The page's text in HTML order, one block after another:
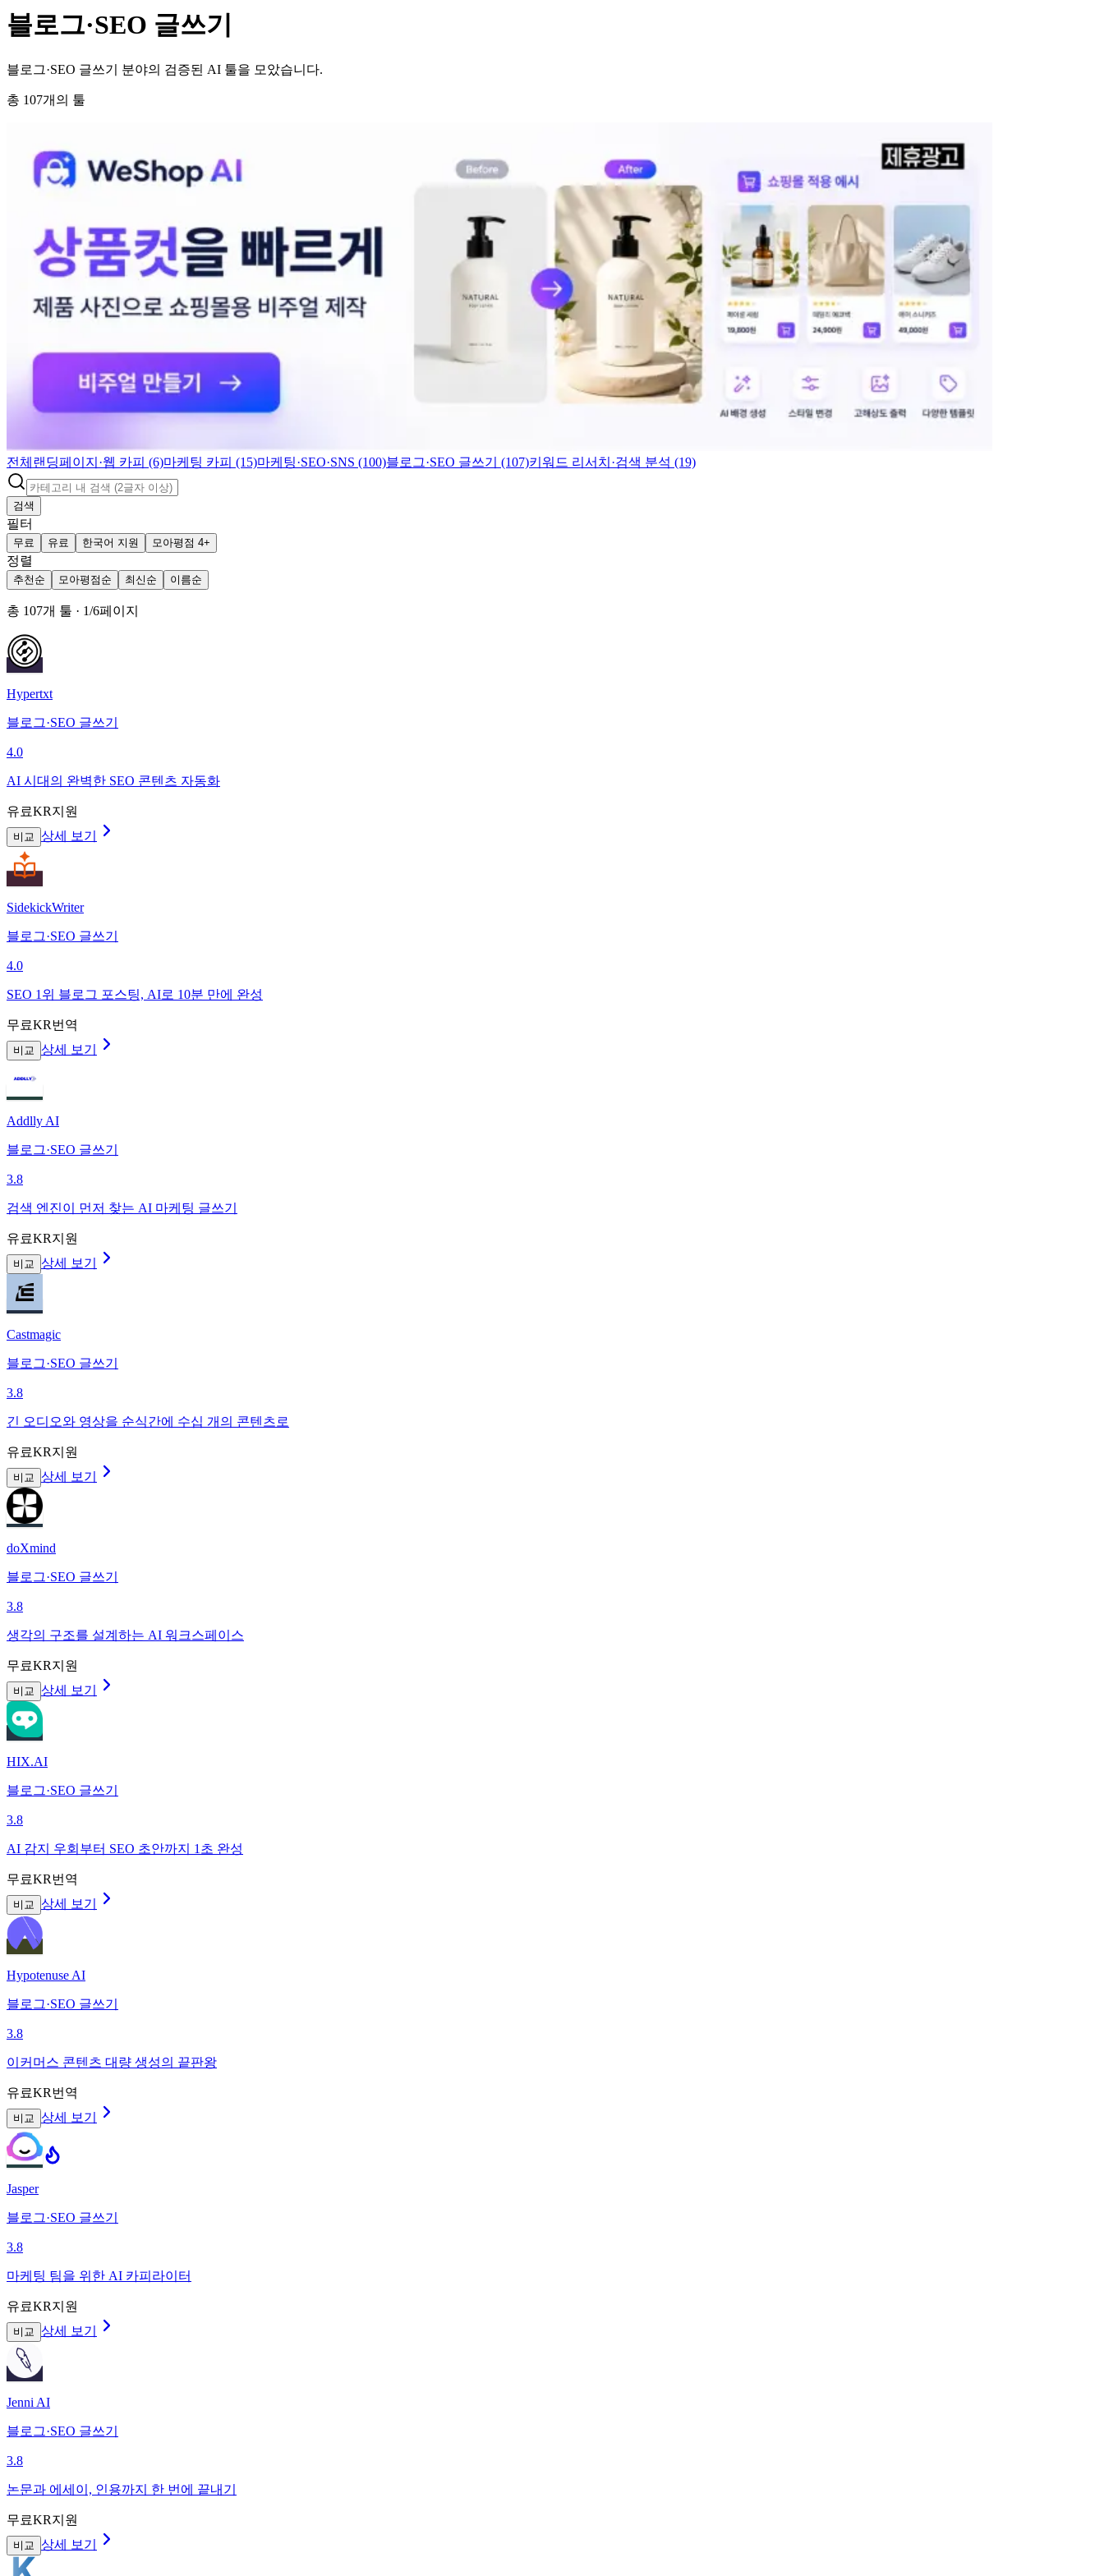
블로그·SEO 글쓰기
블로그·SEO 글쓰기 분야의 검증된 AI 툴을 모았습니다.
총 107개의 툴
전체 랜딩페이지·웹 카피 (6)마케팅 카피 (15)마케팅·SEO·SNS (100)블로그·SEO 글쓰기 (107)키워드 리서치·검색 분석 (19)
검색
필터
무료 유료 한국어 지원 모아평점 4+
정렬
추천순 모아평점순 최신순 이름순
총 107개 툴 · 1/6페이지
Hypertxt
블로그·SEO 글쓰기
4.0
AI 시대의 완벽한 SEO 콘텐츠 자동화
유료KR지원
비교 상세 보기
SidekickWriter
블로그·SEO 글쓰기
4.0
SEO 1위 블로그 포스팅, AI로 10분 만에 완성
무료KR번역
비교 상세 보기
Addlly AI
블로그·SEO 글쓰기
3.8
검색 엔진이 먼저 찾는 AI 마케팅 글쓰기
유료KR지원
비교 상세 보기
Castmagic
블로그·SEO 글쓰기
3.8
긴 오디오와 영상을 순식간에 수십 개의 콘텐츠로
유료KR지원
비교 상세 보기
doXmind
블로그·SEO 글쓰기
3.8
생각의 구조를 설계하는 AI 워크스페이스
무료KR지원
비교 상세 보기
HIX.AI
블로그·SEO 글쓰기
3.8
AI 감지 우회부터 SEO 초안까지 1초 완성
무료KR번역
비교 상세 보기
Hypotenuse AI
블로그·SEO 글쓰기
3.8
이커머스 콘텐츠 대량 생성의 끝판왕
유료KR번역
비교 상세 보기
Jasper
블로그·SEO 글쓰기
3.8
마케팅 팀을 위한 AI 카피라이터
유료KR지원
비교 상세 보기
Jenni AI
블로그·SEO 글쓰기
3.8
논문과 에세이, 인용까지 한 번에 끝내기
무료KR지원
비교 상세 보기